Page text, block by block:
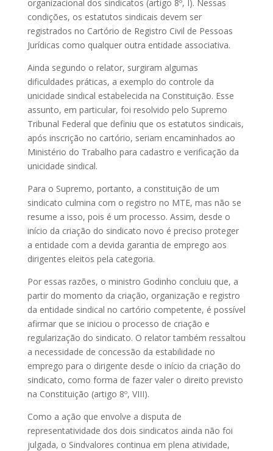
organizacional dos sindicatos (artigo 8º, I). Nessas
condições, os estatutos sindicais devem ser
registrados no Cartório de Registro Civil de Pessoas
Jurídicas como qualquer outra entidade associativa.
Ainda segundo o relator, surgiram algumas
dificuldades práticas, a exemplo do controle da
unicidade sindical estabelecida na Constituição. Esse
assunto, em particular, foi resolvido pelo Supremo
Tribunal Federal que definiu que os estatutos sindicais,
após inscrição no cartório, seriam encaminhados ao
Ministério do Trabalho para cadastro e verificação da
unicidade sindical.
Para o Supremo, portanto, a constituição de um
sindicato culmina com o registro no MTE, mas não se
resume a isso, pois é um processo. Assim, desde o
início da criação do sindicato novo é preciso proteger
a entidade com a devida garantia de emprego aos
dirigentes eleitos pela categoria.
Por essas razões, o ministro Godinho concluiu que, a
partir do momento da criação, organização e registro
da entidade sindical no cartório competente, é possível
afirmar que se iniciou o processo de criação e
regularização do sindicato. O relator também ressaltou
a necessidade de concessão da estabilidade no
emprego para o dirigente desde o início da criação do
sindicato, como forma de fazer valer o direito previsto
na Constituição (artigo 8º, VIII).
Como a ação que envolve a disputa de
representatividade dos dois sindicatos ainda não foi
julgada, o Sindvalores continua em plena atividade,